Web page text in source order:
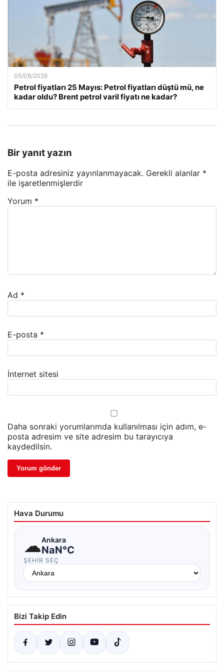
05/08/2026
Petrol fiyatları 25 Mayıs: Petrol fiyatları düştü mü, ne
kadar oldu? Brent petrol varil fiyatı ne kadar?
Bir yanıt yazın
E-posta adresiniz yayınlanmayacak. Gerekli alanlar *
ile işaretlenmişlerdir
Yorum *
Ad *
E-posta *
İnternet sitesi
Daha sonraki yorumlarımda kullanılması için adım, e-
posta adresim ve site adresim bu tarayıcıya
kaydedilsin.
Hava Durumu
☁Ankara
NaN°C
ŞEHIR SEÇ
Bizi Takip Edin